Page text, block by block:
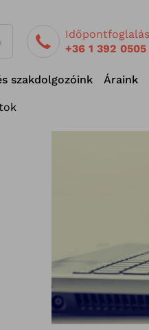
Időpontfoglalás
+36 1 392 0505
szakdolgozóink Áraink